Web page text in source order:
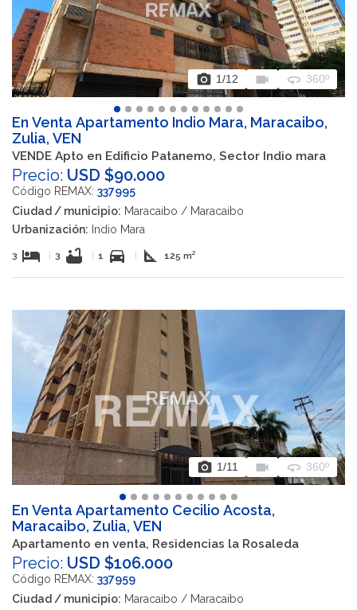
photo_camera 1/12 videocam 360 360º
En Venta Apartamento Indio Mara, Maracaibo,
Zulia, VEN
VENDE Apto en Edificio Patanemo, Sector Indio mara
Precio: USD $90.000
Código REMAX: 337995
Ciudad / municipio: Maracaibo / Maracaibo
Urbanización: Indio Mara
3 hotel 3 bathtub 1 directions_car square_foot 125 m²
photo_camera 1/11 videocam 360 360º
En Venta Apartamento Cecilio Acosta,
Maracaibo, Zulia, VEN
Apartamento en venta, Residencias la Rosaleda
Precio: USD $106.000
Código REMAX: 337959
Ciudad / municipio: Maracaibo / Maracaibo